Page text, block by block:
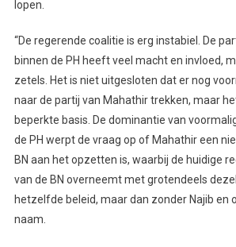
lopen.
“De regerende coalitie is erg instabiel. De
binnen de PH heeft veel macht en invloed,
zetels. Het is niet uitgesloten dat er nog
naar de partij van Mahathir trekken, maar
beperkte basis. De dominantie van
de PH werpt de vraag op of Mahathir een
BN aan het opzetten is, waarbij de huidige
van de BN overneemt met grotendeels
hetzelfde beleid, maar dan zonder Najib en
naam.